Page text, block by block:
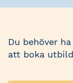
Du behöver
att boka